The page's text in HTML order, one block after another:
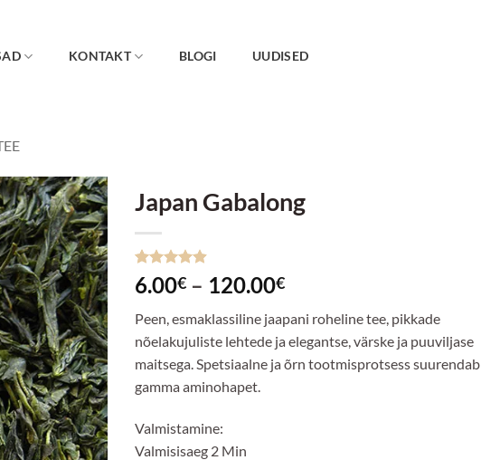
KONTAKT BLOGI UUDISED
Lisa
lemmikuks
Japan Gabalong
Hinnatud
4.86/5
7
hinnangu
põhjal
6.00€ – 120.00€Hinnavahemik:
kuni
120.00€
Peen, esmaklassiline jaapani roheline tee, pikkade
nõelakujuliste lehtede ja elegantse, värske ja puuviljase
maitsega. Spetsiaalne ja õrn tootmisprotsess suurendab
gamma aminohapet.
Valmistamine:
Valmisisaeg 2 Min